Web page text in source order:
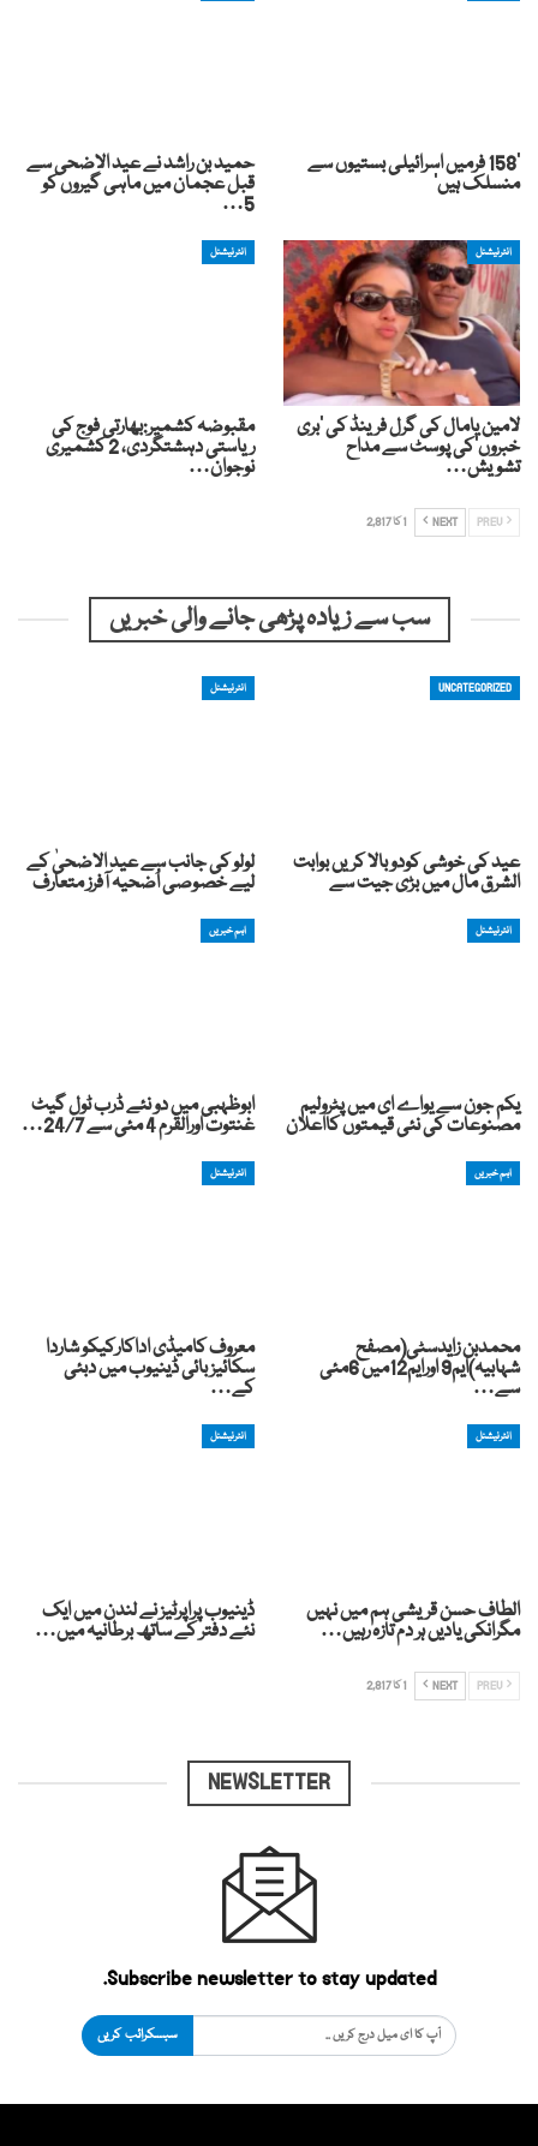
‘158 فرمیں اسرائیلی بستیوں سے
منسلک ہیں’
حمید بن راشد نے عید الاضحی سے
قبل عجمان میں ماہی گیروں کو
5…
انٹرنیشنل
لامین یامال کی گرل فرینڈ کی ’بری
خبروں‘کی پوسٹ سے مداح
تشویش…
انٹرنیشنل
مقبوضہ کشمیر:بھارتی فوج کی
ریاستی دہشتگردی، 2 کشمیری
نوجوان…
NEXT 1 کا 2,817
سب سے زیادہ پڑھی جانے والی خبریں
UNCATEGORIZED
عید کی خوشی کودوبالا کریں بوابت
الشرق مال میں بڑی جیت سے
انٹرنیشنل
لولو کی جانب سے عید الاضحیٰ کے
لیے خصوصی اُضحیہ آفرز متعارف
انٹرنیشنل
یکم جون سے یواے ای میں پٹرولیم
مصنوعات کی نئی قیمتوں کااعلان
اہم خبریں
ابوظہبی میں دو نئے ڈرب ٹول گیٹ
غنتوت اورالقرم 4 مئی سے 24/7…
اہم خبریں
محمدبن زایدسٹی(مصفح
شہابیہ)ایم9 اورایم12میں 6مئی
سے…
انٹرنیشنل
معروف کامیڈی اداکارکیکو شاردا
سکائیز بائی ڈینیوب میں دبئی
کے…
انٹرنیشنل
الطاف حسن قریشی ہم میں نہیں
مگرانکی یادیں ہر دم تازہ رہیں…
انٹرنیشنل
ڈینیوب پراپرٹیز نے لندن میں ایک
نئے دفتر کے ساتھ برطانیہ میں…
NEXT 1 کا 2,817
NEWSLETTER
Subscribe newsletter to stay updated.
سبسکرائب کریں